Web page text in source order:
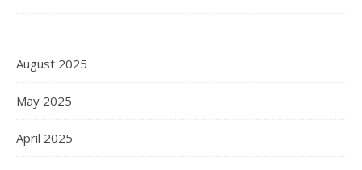
August 2025
May 2025
April 2025